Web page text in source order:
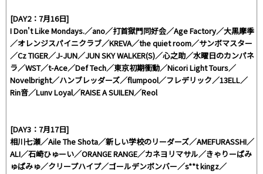
[DAY2：7月16日]
I Don't Like Mondays.／ano／打首獄門同好会／Age Factory／大黒摩季
／オレンジスパイニクラブ／KREVA／the quiet room／サンボマスター
／Cz TIGER／J-JUN／JUN SKY WALKER(S)／心之助／水曜日のカンパネ
ラ／WST／t-Ace／Def Tech／東京初期衝動／Nicori Light Tours／
Novelbright／ハンブレッダーズ／flumpool／フレデリック／13ELL／
Rin音／Lunv Loyal／RAISE A SUILEN／Reol
[DAY3：7月17日]
相川七瀬／Aile The Shota／新しい学校のリーダーズ／AMEFURASSHI／
ALI／石崎ひゅーい／ORANGE RANGE／カネヨリマサル／きゃりーぱみ
ゅぱみゅ／クリープハイプ／ゴールデンボンバー／s**t kingz／